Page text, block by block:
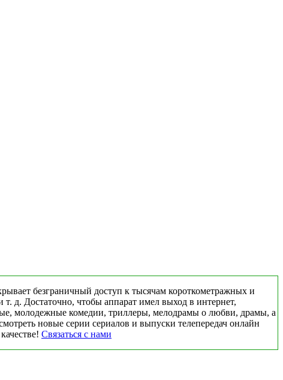
безграничный доступ к тысячам короткометражных и
д. Достаточно, чтобы аппарат имел выход в интернет,
молодежные комедии, триллеры, мелодрамы о любви, драмы, а
новые серии сериалов и выпуски телепередач онлайн
Связаться с нами